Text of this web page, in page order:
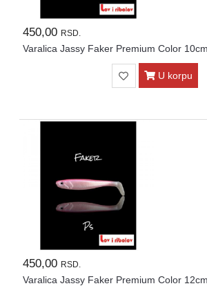
450,00 RSD.
Varalica Jassy Faker Premium Color
U korpu
450,00 RSD.
Varalica Jassy Faker Premium Color